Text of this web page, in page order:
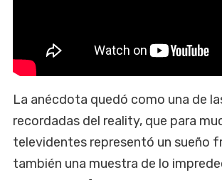
La anécdota quedó como una de
recordadas del reality, que para
televidentes representó un sueño
también una muestra de lo